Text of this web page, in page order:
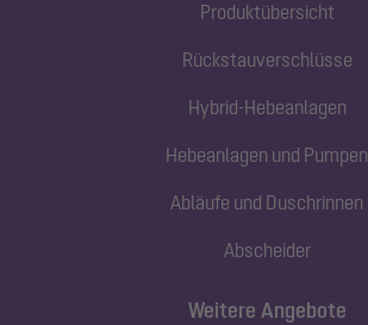
Produktübersicht
Rückstauverschlüsse
Hybrid-Hebeanlagen
Hebeanlagen und Pumpen
Abläufe und Duschrinnen
Abscheider
Weitere Angebote